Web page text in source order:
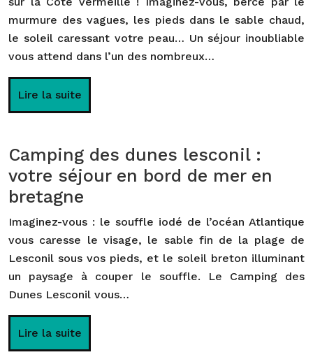
murmure des vagues, les pieds dans le sable chaud,
le soleil caressant votre peau… Un séjour inoubliable
vous attend dans l’un des nombreux…
Lire la suite
Camping des dunes lesconil :
votre séjour en bord de mer en
bretagne
Imaginez-vous : le souffle iodé de l’océan Atlantique
vous caresse le visage, le sable fin de la plage de
Lesconil sous vos pieds, et le soleil breton illuminant
un paysage à couper le souffle. Le Camping des
Dunes Lesconil vous…
Lire la suite